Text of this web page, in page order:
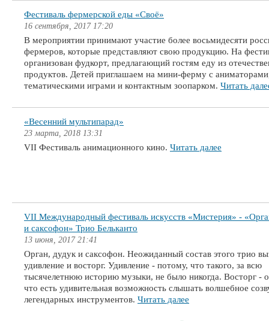
Фестиваль фермерской еды «Своё»
16 сентября, 2017 17:20
В мероприятии принимают участие более восьмидесяти
фермеров, которые представляют свою продукцию. На
организован фудкорт, предлагающий гостям еду из
продуктов. Детей приглашаем на мини-ферму с
тематическими играми и контактным зоопарком. Читать
«Весенний мультипарад»
23 марта, 2018 13:31
VII Фестиваль анимационного кино. Читать далее
VII Международный фестиваль искусств «Мистерия» -
и саксофон» Трио Бельканто
13 июня, 2017 21:41
Орган, дудук и саксофон. Неожиданный состав этого трио
удивление и восторг. Удивление - потому, что такого, за всю
тысячелетнюю историю музыки, не было никогда. Восторг -
что есть удивительная возможность слышать волшебное
легендарных инструментов. Читать далее